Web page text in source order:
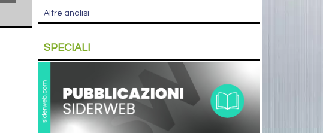
Altre analisi
SPECIALI